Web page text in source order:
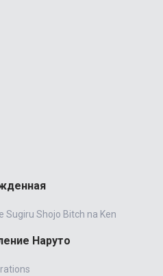
Sugiru Shojo Bitch na Ken
Наруто